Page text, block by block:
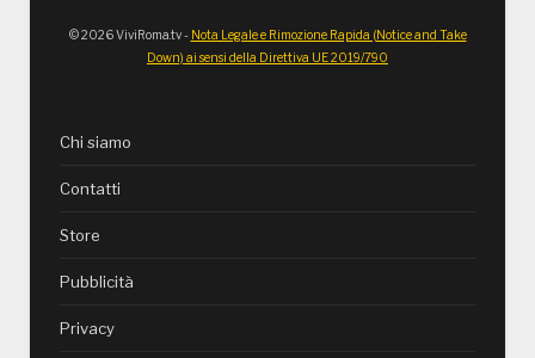
© 2026 ViviRoma.tv - Nota Legale e Rimozione Rapida (Notice and Take
Down) ai sensi della Direttiva UE 2019/790
Chi siamo
Contatti
Store
Pubblicità
Privacy